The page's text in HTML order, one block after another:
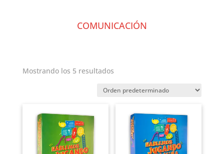
COMUNICACIÓN
Mostrando los 5 resultados